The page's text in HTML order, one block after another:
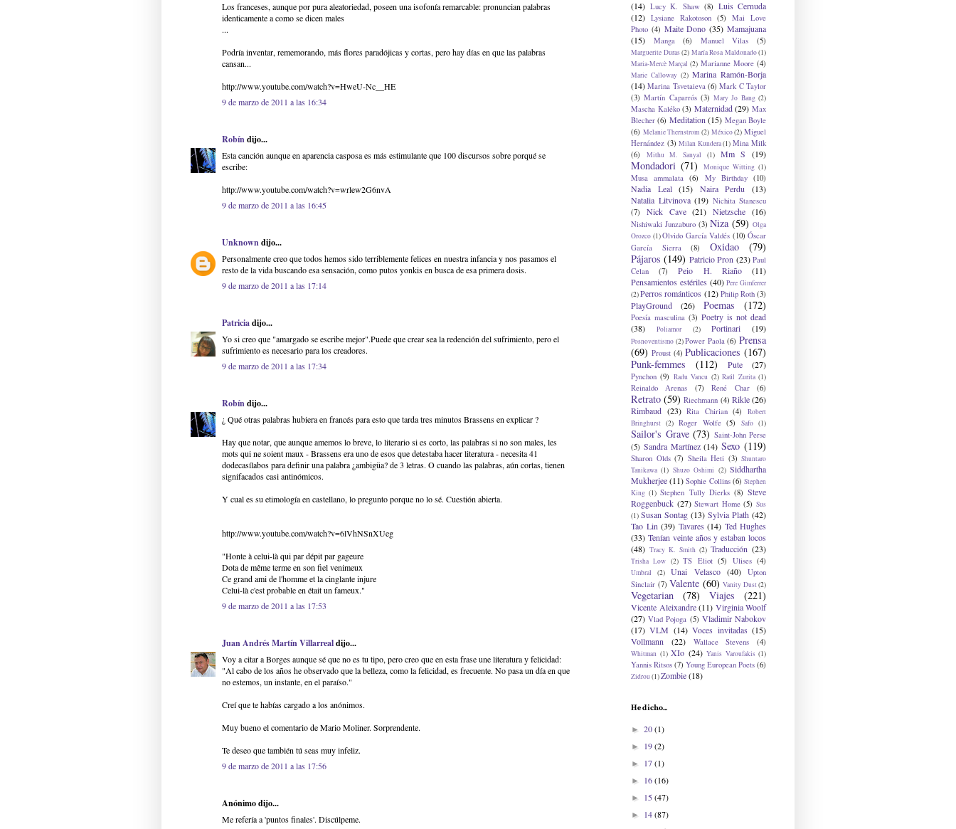
Los franceses, aunque por pura aleatoriedad, poseen una isofonía remarcable: pronuncian palabras
identicamente a como se dicen males
...
Podría inventar, rememorando, más flores paradójicas y cortas, pero hay días en que las palabras
cansan...
http://www.youtube.com/watch?v=HweU-Nc__HE
9 de marzo de 2011 a las 16:34
Robíndijo...
Esta canción aunque en aparencia casposa es más estimulante que 100 discursos sobre porqué se
escribe:
http://www.youtube.com/watch?v=wrlew2G6nvA
9 de marzo de 2011 a las 16:45
Unknowndijo...
Personalmente creo que todos hemos sido terriblemente felices en nuestra infancia y nos pasamos el
resto de la vida buscando esa sensación, como putos yonkis en busca de esa primera dosis.
9 de marzo de 2011 a las 17:14
Patriciadijo...
Yo si creo que "amargado se escribe mejor".Puede que crear sea la redención del sufrimiento, pero el
sufrimiento es necesario para los creadores.
9 de marzo de 2011 a las 17:34
Robíndijo...
¿ Qué otras palabras hubiera en francés para esto que tarda tres minutos Brassens en explicar ?
Hay que notar, que aunque amemos lo breve, lo literario si es corto, las palabras si no son males, les
mots qui ne soient maux - Brassens era uno de esos que detestaba hacer literatura - necesita 41
dodecasílabos para definir una palabra ¿ambigüa? de 3 letras. O cuando las palabras, aún cortas, tienen
signifacados casi antinómicos.
Y cual es su etimología en castellano, lo pregunto porque no lo sé. Cuestión abierta.
http://www.youtube.com/watch?v=6lVhNSnXUeg
"Honte à celui-là qui par dépit par gageure
Dota de même terme en son fiel venimeux
Ce grand ami de l'homme et la cinglante injure
Celui-là c'est probable en était un fameux."
9 de marzo de 2011 a las 17:53
Juan Andrés Martín Villarrealdijo...
Voy a citar a Borges aunque sé que no es tu tipo, pero creo que en esta frase une literatura y felicidad:
"Al cabo de los años he observado que la belleza, como la felicidad, es frecuente. No pasa un día en que
no estemos, un instante, en el paraíso."
Creí que te habías cargado a los anónimos.
Muy bueno el comentario de Mario Moliner. Sorprendente.
Te deseo que también tú seas muy infeliz.
9 de marzo de 2011 a las 17:56
Anónimo dijo...
Me refería a 'puntos finales'. Discúlpeme.
(14) Lucy K. Shaw (8) Luis Cernuda
(12) Lysiane Rakotoson (5)
Mai Love
Photo (4) Maite Dono (35) Mamajuana
(15)
Manga (6) Manuel Vilas (5)
Marguerite Duras(2) María Rosa Maldonado(1)
Maria-Mercè Marçal (2) Marianne Moore (4)
Marie Calloway (2) Marina Ramón-Borja
(14) Marina Tsvetaieva (6) Mark C Taylor
(3) Martín Caparrós (3) Mary Jo Bang (2)
Mascha Kaléko (3) Maternidad (29) Max
Blecher (6) Meditation (15) Megan Boyle
(6) Melanie Thernstrom (2) México (2) Miguel
Hernández (3) Milan Kundera(1) Mina Milk
(6)
Mithu M. Sanyal (1) Mm S (19)
Mondadori (71) Monique Witting (1)
Musa ammalata (6) My Birthday (10)
Nadia Leal (15) Naira Perdu
(13)
Natalia Litvinova (19) Nichita Stanescu
(7)
Nick Cave (21) Nietzsche (16)
Nishiwaki Junzaburo (3) Niza (59) Olga
Orozco (1)Olvido García Valdés (10) Óscar
García Sierra
(8) Oxidao
(79)
Pájaros (149) Patricio Pron (23) Paul
Celan
(7) Peio H. Riaño
(11)
Pensamientos estériles (40) Pere Gimferrer
(2)Perros románticos (12) Philip Roth (3)
PlayGround (26) Poemas (172)
Poesía masculina (3) Poetry is not dead
(38)
Poliamor (2) Portinari (19)
Posnoventismo (2) Power Paola (6) Prensa
(69) Proust (4) Publicaciones (167)
Punk-femmes
(112) Pute (27)
Pynchon (9) Radu Vancu (2) Raúl Zurita (1)
Reinaldo Arenas (7) René Char (6)
Retrato (59) Riechmann (4) Rikle (26)
Rimbaud (23) Rita Chirian (4)
Robert
Bringhurst (2) Roger Wolfe (5) Safo (1)
Sailor's Grave (73) Saint-John Perse
(5) Sandra Martínez (14) Sexo (119)
Sharon Olds (7) Sheila Heti (3) Shuntaro
Tanikawa (1) Shuzo Oshimi (2) Siddhartha
Mukherjee (11) Sophie Collins (6) Stephen
King (1) Stephen Tully Dierks (8) Steve
Roggenbuck (27) Stewart Home (5) Sus
(1) Susan Sontag (13) Sylvia Plath (42)
Tao Lin (39) Tavares (14) Ted Hughes
(33) Tenían veinte años y estaban locos
(48) Tracy K. Smith (2) Traducción (23)
Trisha Low (2) TS Eliot (5) Ulises (4)
Umbral (2) Unai Velasco (40)
Upton
Sinclair (7) Valente (60) Vanity Dust(2)
Vegetarian (78) Viajes (221)
Vicente Aleixandre (11) Virginia Woolf
(27) Vlad Pojoga (5) Vladimir Nabokov
(17) VLM (14) Voces invitadas (15)
Vollmann
(22) Wallace Stevens (4)
Whitman (1) XIo (24) Yanis Varoufakis (1)
Yannis Ritsos (7) Young European Poets (6)
Zidrou(1)Zombie(18)
He dicho...
► 20(1)
► 19(2)
► 17(1)
► 16(16)
► 15(47)
► 14(87)